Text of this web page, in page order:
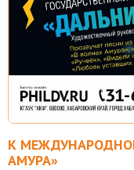
К
АМУРА»